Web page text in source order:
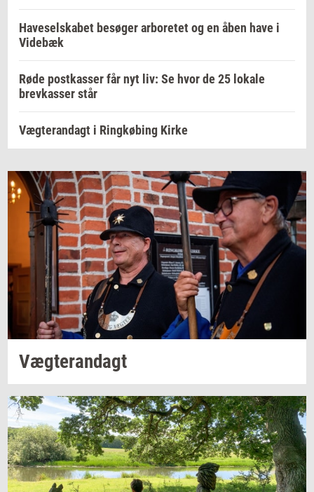
Haveselskabet besøger arboretet og en åben have i
Videbæk
Røde postkasser får nyt liv: Se hvor de 25 lokale
brevkasser står
Vægterandagt i Ringkøbing Kirke
Væg­te­ran­dagt